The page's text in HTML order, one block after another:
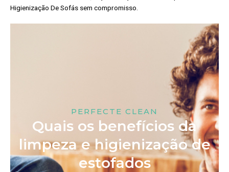
Higienização De Sofás sem compromisso.
PERFECTE CLEAN
Quais os benefícios da
limpeza e higienização de
estofados